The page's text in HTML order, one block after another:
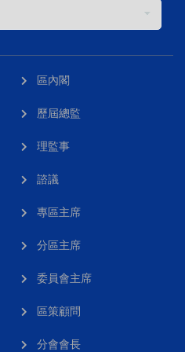
區內閣
歷屆總監
理監事
諮議
專區主席
分區主席
委員會主席
區策顧問
分會會長